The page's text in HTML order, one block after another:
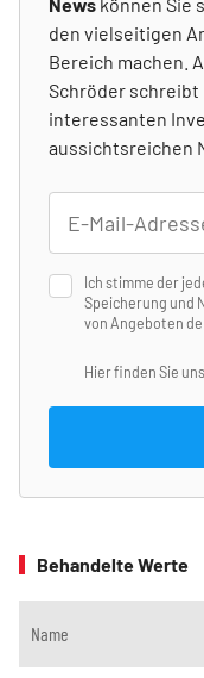
den vielseitigen
Bereich machen.
Schröder schreibt
interessanten
aussichtsreichen
Ich stimme der
Speicherung und
von Angeboten
Hier finden Sie
Behandelte Werte
Name